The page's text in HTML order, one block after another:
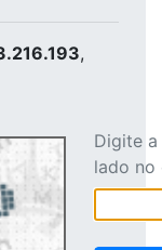
,
Digite
lado no